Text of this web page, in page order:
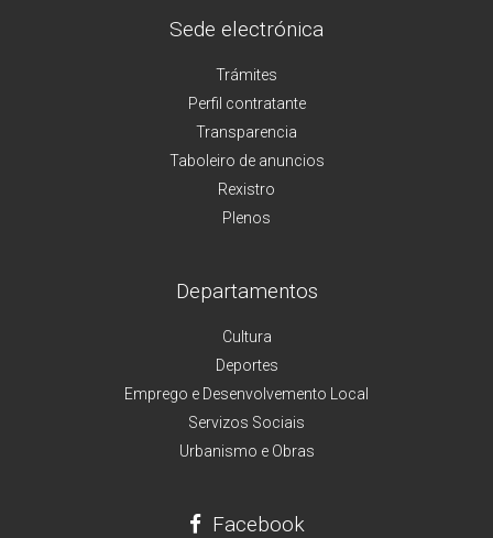
Sede electrónica
Trámites
Perfil contratante
Transparencia
Taboleiro de anuncios
Rexistro
Plenos
Departamentos
Cultura
Deportes
Emprego e Desenvolvemento Local
Servizos Sociais
Urbanismo e Obras
Facebook